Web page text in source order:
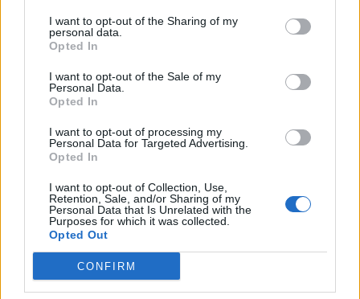
I want to opt-out of the Sharing of my
personal data.
Opted In
I want to opt-out of the Sale of my
Personal Data.
Opted In
I want to opt-out of processing my
Personal Data for Targeted Advertising.
Opted In
I want to opt-out of Collection, Use,
Retention, Sale, and/or Sharing of my
Personal Data that Is Unrelated with the
Purposes for which it was collected.
Opted Out
CONFIRM